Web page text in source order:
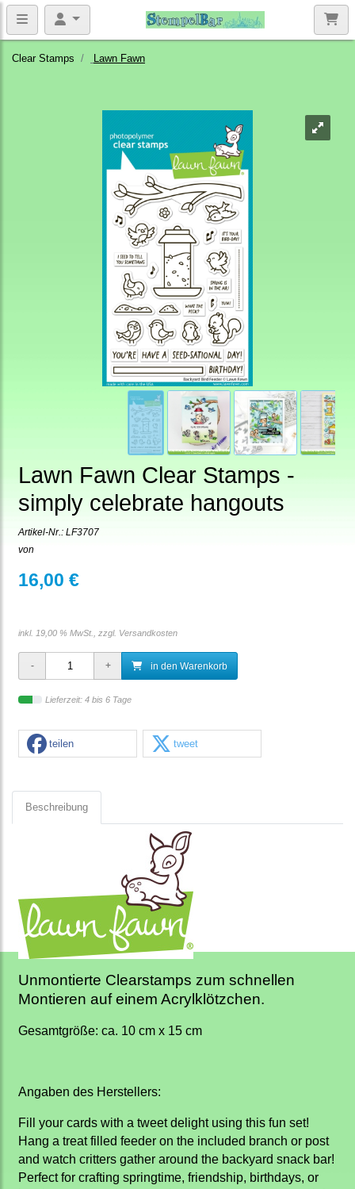
Clear Stamps Lawn Fawn
Lawn Fawn Clear Stamps -
simply celebrate hangouts
Artikel-Nr.: LF3707
von
16,00 €
inkl. 19,00 % MwSt., zzgl. Versandkosten
in den Warenkorb
Lieferzeit: 4 bis 6 Tage
teilen tweet
Beschreibung
Unmontierte Clearstamps zum schnellen
Montieren auf einem Acrylklötzchen.
Gesamtgröße: ca. 10 cm x 15 cm
Angaben des Herstellers:
Fill your cards with a tweet delight using this fun set!
Hang a treat filled feeder on the included branch or post
and watch critters gather around the backyard snack bar!
Perfect for crafting springtime, friendship, birthdays, or